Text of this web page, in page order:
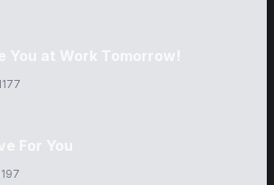
You at Work Tomorrow!
For You